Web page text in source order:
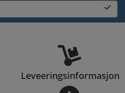
Leveeringsinformasjon